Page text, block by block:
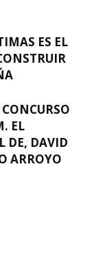
ES EL
EL
DE, DAVID
ARROYO